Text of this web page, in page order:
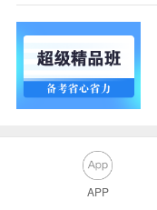
APP